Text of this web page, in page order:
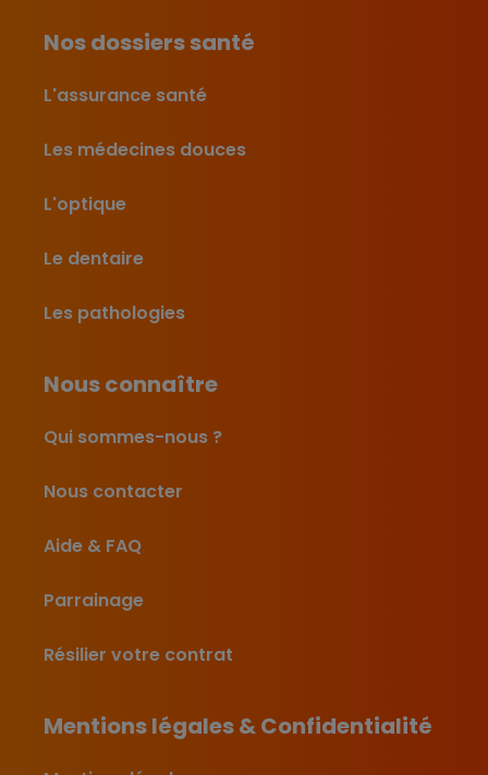
Nos dossiers santé
L'assurance santé
Les médecines douces
L'optique
Le dentaire
Les pathologies
Nous connaître
Qui sommes-nous ?
Nous contacter
Aide & FAQ
Parrainage
Résilier votre contrat
Mentions légales & Confidentialité